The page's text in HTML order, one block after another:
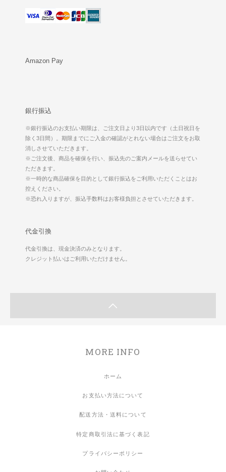
Amazon Pay
銀行振込
※銀行振込のお支払い期限は、ご注文日より3日以内です（土日祝日を
除く3日間）。期限までにご入金の確認がとれない場合はご注文をお取
消しさせていただきます。
※ご注文後、商品を確保を行い、振込先のご案内メールを送らせてい
ただきます。
※一時的な商品確保を目的として銀行振込をご利用いただくことはお
控えください。
※恐れ入りますが、振込手数料はお客様負担とさせていただきます。
代金引換
代金引換は、現金決済のみとなります。
クレジット払いはご利用いただけません。
MORE INFO
ホーム
お支払い方法について
配送方法・送料について
特定商取引法に基づく表記
プライバシーポリシー